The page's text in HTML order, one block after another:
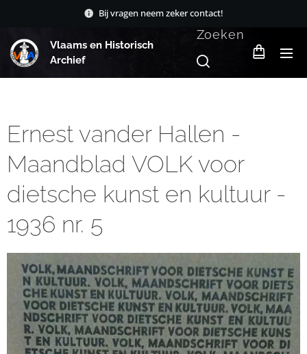
Bij vragen neem zeker contact!
Vlaams en Historisch
Archief
Zoeken
Ernest vander Hallen -
Maandblad VOLK voor
dietsche kunst en kultuur -
1936 nr. 5